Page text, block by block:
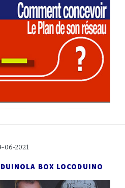
06-2021
LA BOX LOCODUINO